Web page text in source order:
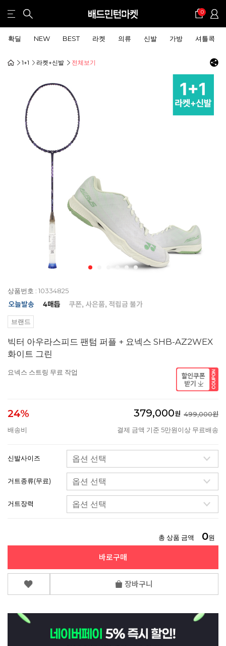
0
확딜 NEW BEST 라켓 의류 신발 가방 셔틀콕
1+1 라켓+신발 전체보기
상품번호 : 10334825
브랜드
빅터 아우라스피드 팬텀 퍼플 + 요넥스 SHB-AZ2WEX
화이트 그린
요넥스 스트링 무료 작업
24% 379,000원 499,000원
배송비
결제 금액 기준 5만원이상 무료배송
신발사이즈
거트종류(무료)
거트장력
총 상품 금액 0원
바로구매
장바구니